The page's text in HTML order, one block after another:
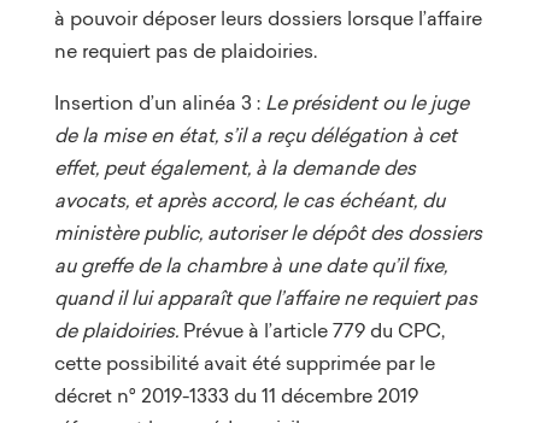
à pouvoir déposer leurs dossiers lorsque l’affaire
ne requiert pas de plaidoiries.
Insertion d’un alinéa 3 : Le président ou le juge
de la mise en état, s’il a reçu délégation à cet
effet, peut également, à la demande des
avocats, et après accord, le cas échéant, du
ministère public, autoriser le dépôt des dossiers
au greffe de la chambre à une date qu’il fixe,
quand il lui apparaît que l’affaire ne requiert pas
de plaidoiries. Prévue à l’article 779 du CPC,
cette possibilité avait été supprimée par le
décret n° 2019-1333 du 11 décembre 2019